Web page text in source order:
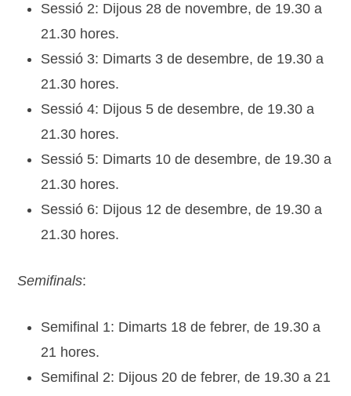
Sessió 2: Dijous 28 de novembre, de 19.30 a
21.30 hores.
Sessió 3: Dimarts 3 de desembre, de 19.30 a
21.30 hores.
Sessió 4: Dijous 5 de desembre, de 19.30 a
21.30 hores.
Sessió 5: Dimarts 10 de desembre, de 19.30 a
21.30 hores.
Sessió 6: Dijous 12 de desembre, de 19.30 a
21.30 hores.
Semifinals:
Semifinal 1: Dimarts 18 de febrer, de 19.30 a
21 hores.
Semifinal 2: Dijous 20 de febrer, de 19.30 a 21